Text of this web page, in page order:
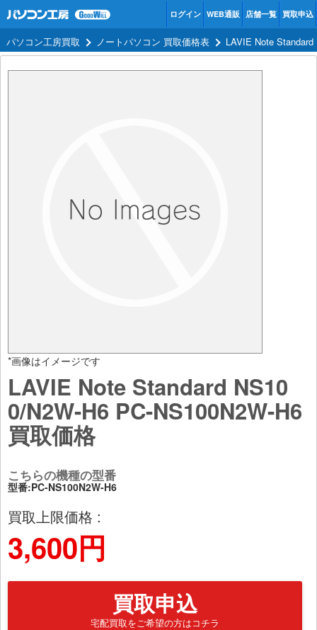
ログイン WEB通販 店舗一覧 買取申込
パソコン工房買取 ノートパソコン 買取価格表 LAVIE Note
*画像はイメージです
LAVIE Note Standard NS10
0/N2W-H6 PC-NS100N2W-H6
買取価格
こちらの機種の型番
型番:PC-NS100N2W-H6
買取上限価格 :
3,600円
買取申込
宅配買取をご希望の方はコチラ